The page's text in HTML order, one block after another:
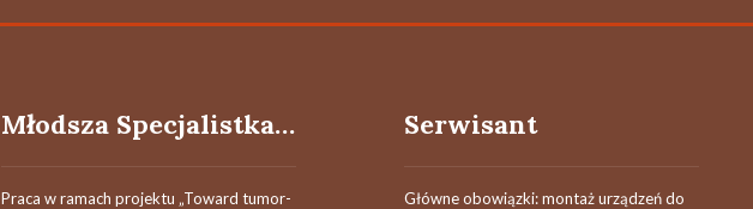
Młodsza Specjalistka / Młodszy Specjalista ds. Analiz Bioinformatycznych
Praca w ramach projektu „Toward tumor-
Serwisant
Główne obowiązki: montaż urządzeń do